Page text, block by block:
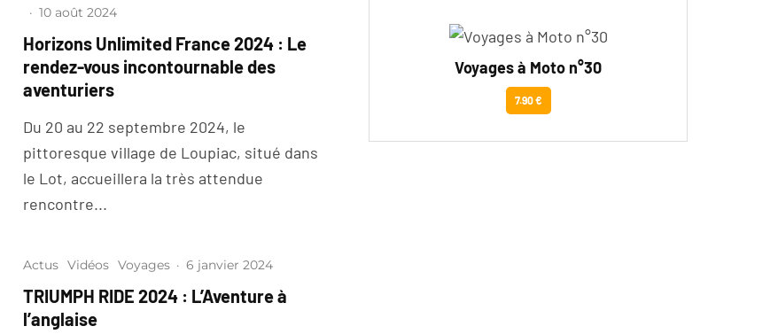
· 10 août 2024
Horizons Unlimited France 2024 : Le
rendez-vous incontournable des
aventuriers
Du 20 au 22 septembre 2024, le
pittoresque village de Loupiac, situé dans
le Lot, accueillera la très attendue
rencontre...
Actus Vidéos Voyages · 6 janvier 2024
TRIUMPH RIDE 2024 : L’Aventure à
l’anglaise
Voyages à Moto n°30
7.90 €